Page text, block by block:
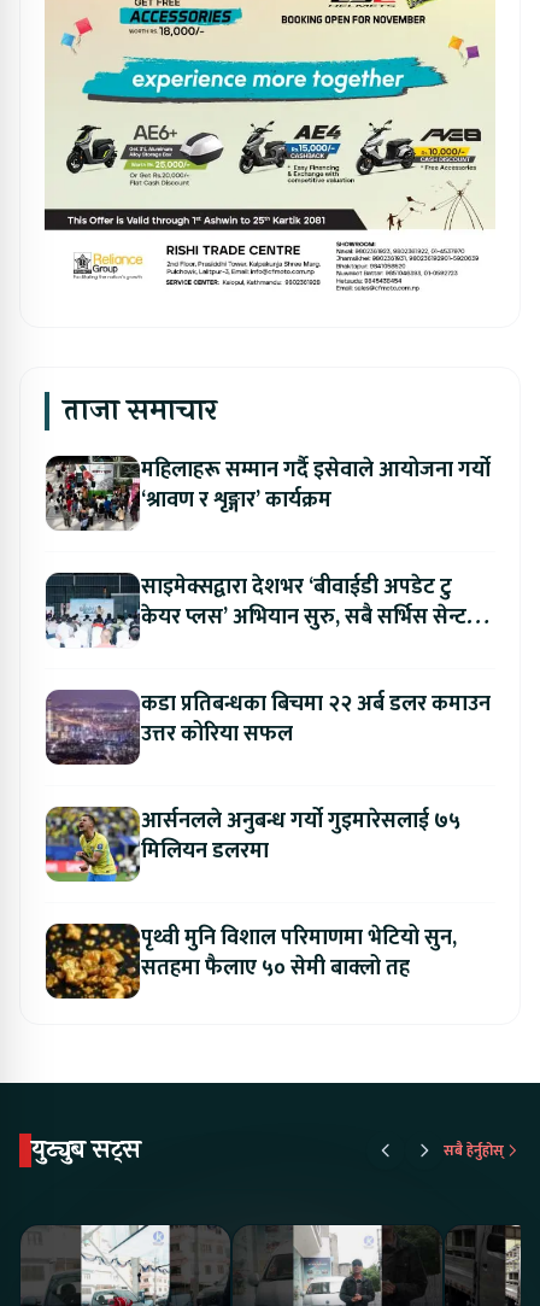
ताजा समाचार
महिलाहरू सम्मान गर्दै इसेवाले आयोजना गर्यो
‘श्रावण र शृङ्गार’ कार्यक्रम
साइमेक्सद्वारा देशभर ‘बीवाईडी अपडेट टु
केयर प्लस’ अभियान सुरु, सबै सर्भिस सेन्टरमा
कडा प्रतिबन्धका बिचमा २२ अर्ब डलर कमाउन
उत्तर कोरिया सफल
आर्सनलले अनुबन्ध गर्यो गुइमारेसलाई ७५
मिलियन डलरमा
पृथ्वी मुनि विशाल परिमाणमा भेटियो सुन,
सतहमा फैलाए ५० सेमी बाक्लो तह
युट्युब सट्स सबै हेर्नुहोस्